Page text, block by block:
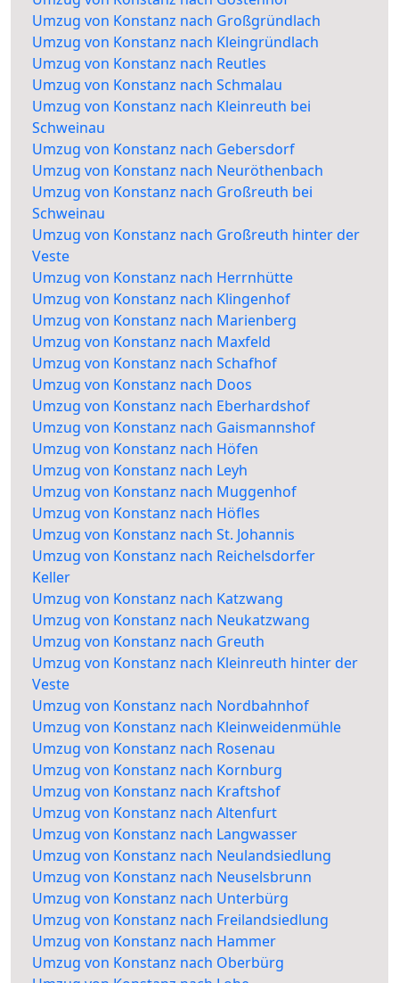
Umzug von Konstanz nach Großgründlach
Umzug von Konstanz nach Kleingründlach
Umzug von Konstanz nach Reutles
Umzug von Konstanz nach Schmalau
Umzug von Konstanz nach Kleinreuth bei
Schweinau
Umzug von Konstanz nach Gebersdorf
Umzug von Konstanz nach Neuröthenbach
Umzug von Konstanz nach Großreuth bei
Schweinau
Umzug von Konstanz nach Großreuth hinter der
Veste
Umzug von Konstanz nach Herrnhütte
Umzug von Konstanz nach Klingenhof
Umzug von Konstanz nach Marienberg
Umzug von Konstanz nach Maxfeld
Umzug von Konstanz nach Schafhof
Umzug von Konstanz nach Doos
Umzug von Konstanz nach Eberhardshof
Umzug von Konstanz nach Gaismannshof
Umzug von Konstanz nach Höfen
Umzug von Konstanz nach Leyh
Umzug von Konstanz nach Muggenhof
Umzug von Konstanz nach Höfles
Umzug von Konstanz nach St. Johannis
Umzug von Konstanz nach Reichelsdorfer
Keller
Umzug von Konstanz nach Katzwang
Umzug von Konstanz nach Neukatzwang
Umzug von Konstanz nach Greuth
Umzug von Konstanz nach Kleinreuth hinter der
Veste
Umzug von Konstanz nach Nordbahnhof
Umzug von Konstanz nach Kleinweidenmühle
Umzug von Konstanz nach Rosenau
Umzug von Konstanz nach Kornburg
Umzug von Konstanz nach Kraftshof
Umzug von Konstanz nach Altenfurt
Umzug von Konstanz nach Langwasser
Umzug von Konstanz nach Neulandsiedlung
Umzug von Konstanz nach Neuselsbrunn
Umzug von Konstanz nach Unterbürg
Umzug von Konstanz nach Freilandsiedlung
Umzug von Konstanz nach Hammer
Umzug von Konstanz nach Oberbürg